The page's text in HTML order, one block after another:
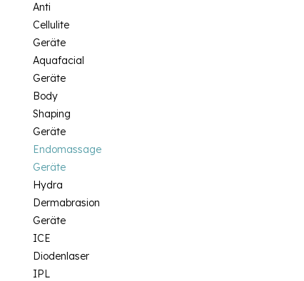
Anti
Cellulite
Geräte
Aquafacial
Geräte
Body
Shaping
Geräte
Endomassage
Geräte
Hydra
Dermabrasion
Geräte
ICE
Diodenlaser
IPL